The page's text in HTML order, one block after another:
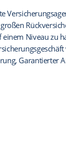
einem Niveau zu
Garantierter